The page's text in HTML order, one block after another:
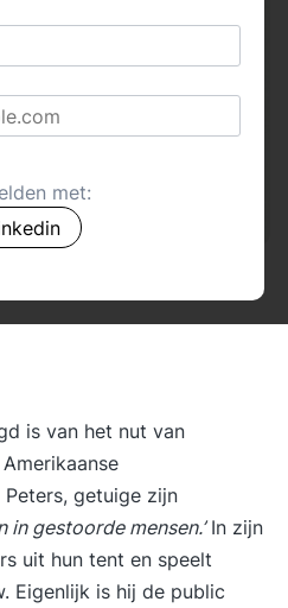
in
is van het nut van
getuige zijn
in gestoorde mensen.’In zijn
uit hun tent en speelt
Eigenlijk is hij de public
met: